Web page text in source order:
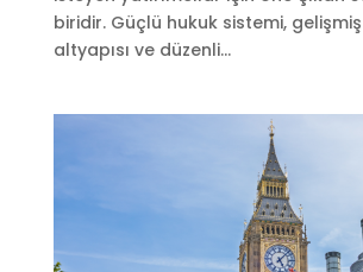
biridir. Güçlü hukuk sistemi,
altyapısı ve düzenli...